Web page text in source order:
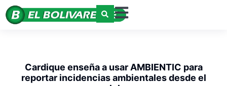
Cardique enseña a usar AMBIENTIC para
reportar incidencias ambientales desde el